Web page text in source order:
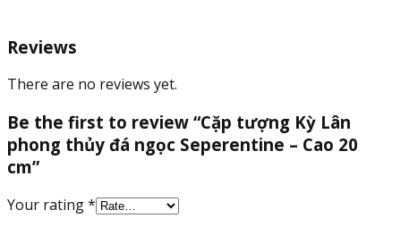
Reviews
There are no reviews yet.
Be the first to review “Cặp tượng Kỳ Lân
phong thủy đá ngọc Seperentine – Cao 20
cm”
Your rating*